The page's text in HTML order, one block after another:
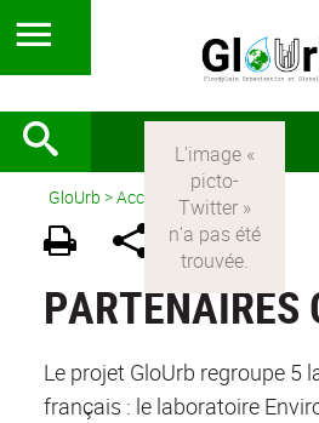
GloUrb >Accueil >Partenaires
PARTENAIRES
Le projet GloUrb regroupe 5
français : le laboratoire